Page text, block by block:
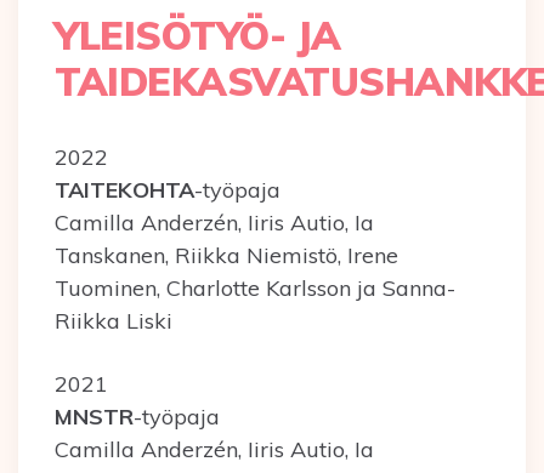
YLEISÖTYÖ- JA
2022
TAITEKOHTA-työpaja
Camilla Anderzén, Iiris Autio, Ia
Tanskanen, Riikka Niemistö, Irene
Tuominen, Charlotte Karlsson ja Sanna-
Riikka Liski
2021
MNSTR-työpaja
Camilla Anderzén, Iiris Autio, Ia